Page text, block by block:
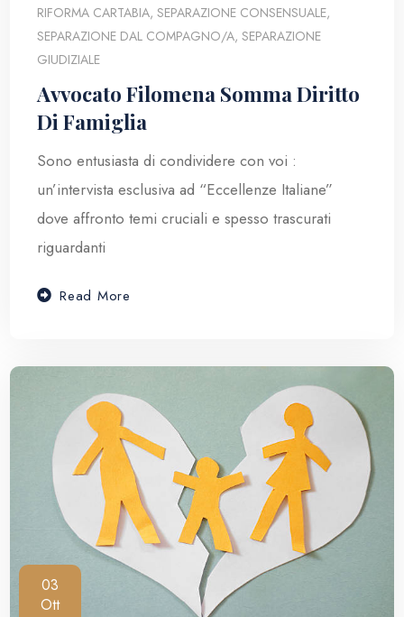
RIFORMA CARTABIA,SEPARAZIONE CONSENSUALE,
SEPARAZIONE DAL COMPAGNO/A,SEPARAZIONE
GIUDIZIALE
Avvocato Filomena Somma Diritto
Di Famiglia
Sono entusiasta di condividere con voi :
un’intervista esclusiva ad “Eccellenze Italiane”
dove affronto temi cruciali e spesso trascurati
riguardanti
Read More
03
Ott